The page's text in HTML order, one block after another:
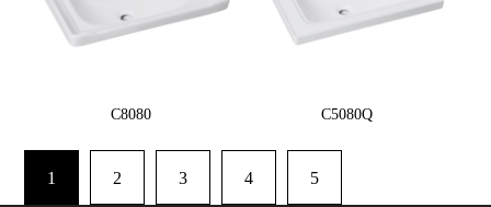
C8080 C5080Q
1 2 3 4 5